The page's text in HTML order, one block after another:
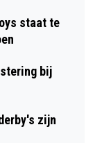
staat te
bij
zijn